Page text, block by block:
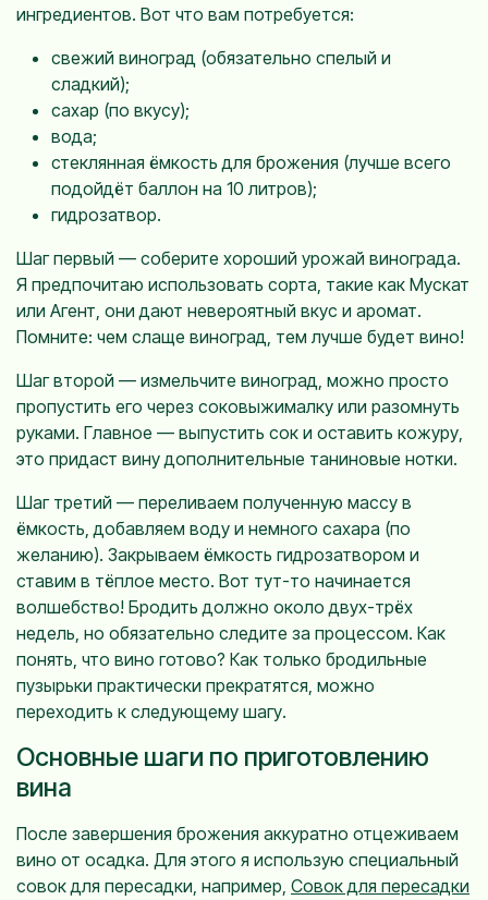
ингредиентов. Вот что вам потребуется:
свежий виноград (обязательно спелый и
сладкий);
сахар (по вкусу);
вода;
стеклянная ёмкость для брожения (лучше всего
подойдёт баллон на 10 литров);
гидрозатвор.
Шаг первый — соберите хороший урожай винограда.
Я предпочитаю использовать сорта, такие как Мускат
или Агент, они дают невероятный вкус и аромат.
Помните: чем слаще виноград, тем лучше будет вино!
Шаг второй — измельчите виноград, можно просто
пропустить его через соковыжималку или разомнуть
руками. Главное — выпустить сок и оставить кожуру,
это придаст вину дополнительные таниновые нотки.
Шаг третий — переливаем полученную массу в
ёмкость, добавляем воду и немного сахара (по
желанию). Закрываем ёмкость гидрозатвором и
ставим в тёплое место. Вот тут-то начинается
волшебство! Бродить должно около двух-трёх
недель, но обязательно следите за процессом. Как
понять, что вино готово? Как только бродильные
пузырьки практически прекратятся, можно
переходить к следующему шагу.
Основные шаги по приготовлению
вина
После завершения брожения аккуратно отцеживаем
вино от осадка. Для этого я использую специальный
совок для пересадки, например, Совок для пересадки